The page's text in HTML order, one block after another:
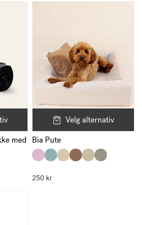
med
Velg alternativ
Bia Pute
250 kr